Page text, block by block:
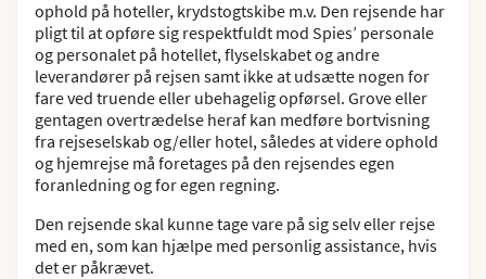
6. Luftfartsselskabets ansvar
7. Den rejsendes pligter og ansvar
8. Rejsearrangørens bistand
9. Reklamationer
10. Håndtering af persondata
12. Fuldmagt til børn
ophold på hoteller, krydstogtskibe m.v. Den rejsende har
pligt til at opføre sig respektfuldt mod Spies’ personale
og personalet på hotellet, flyselskabet og andre
leverandører på rejsen samt ikke at udsætte nogen for
fare ved truende eller ubehagelig opførsel. Grove eller
gentagen overtrædelse heraf kan medføre bortvisning
fra rejseselskab og/eller hotel, således at videre ophold
og hjemrejse må foretages på den rejsendes egen
foranledning og for egen regning.
Den rejsende skal kunne tage vare på sig selv eller rejse
med en, som kan hjælpe med personlig assistance, hvis
det er påkrævet.